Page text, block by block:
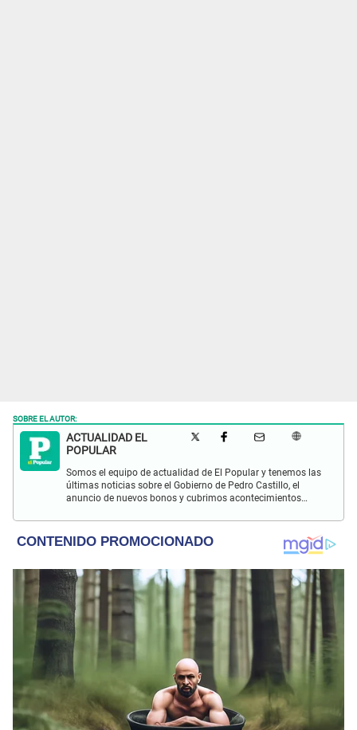
SOBRE EL AUTOR:
ACTUALIDAD EL
POPULAR
Somos el equipo de actualidad de El Popular y tenemos las
últimas noticias sobre el Gobierno de Pedro Castillo, el
anuncio de nuevos bonos y cubrimos acontecimientos